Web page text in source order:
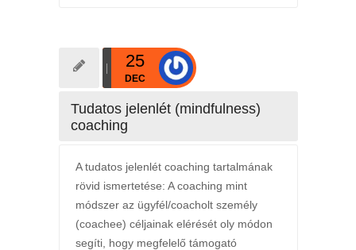
25
DEC
Tudatos jelenlét (mindfulness)
coaching
A tudatos jelenlét coaching tartalmának
rövid ismertetése: A coaching mint
módszer az ügyfél/coacholt személy
(coachee) céljainak elérését oly módon
segíti, hogy megfelelő támogató